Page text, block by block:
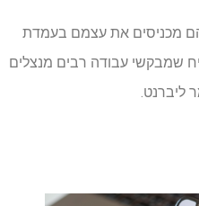
מכניסים את עצמם בעמדת
שמבקשי עבודה רבים מנצלים
ליברנט.